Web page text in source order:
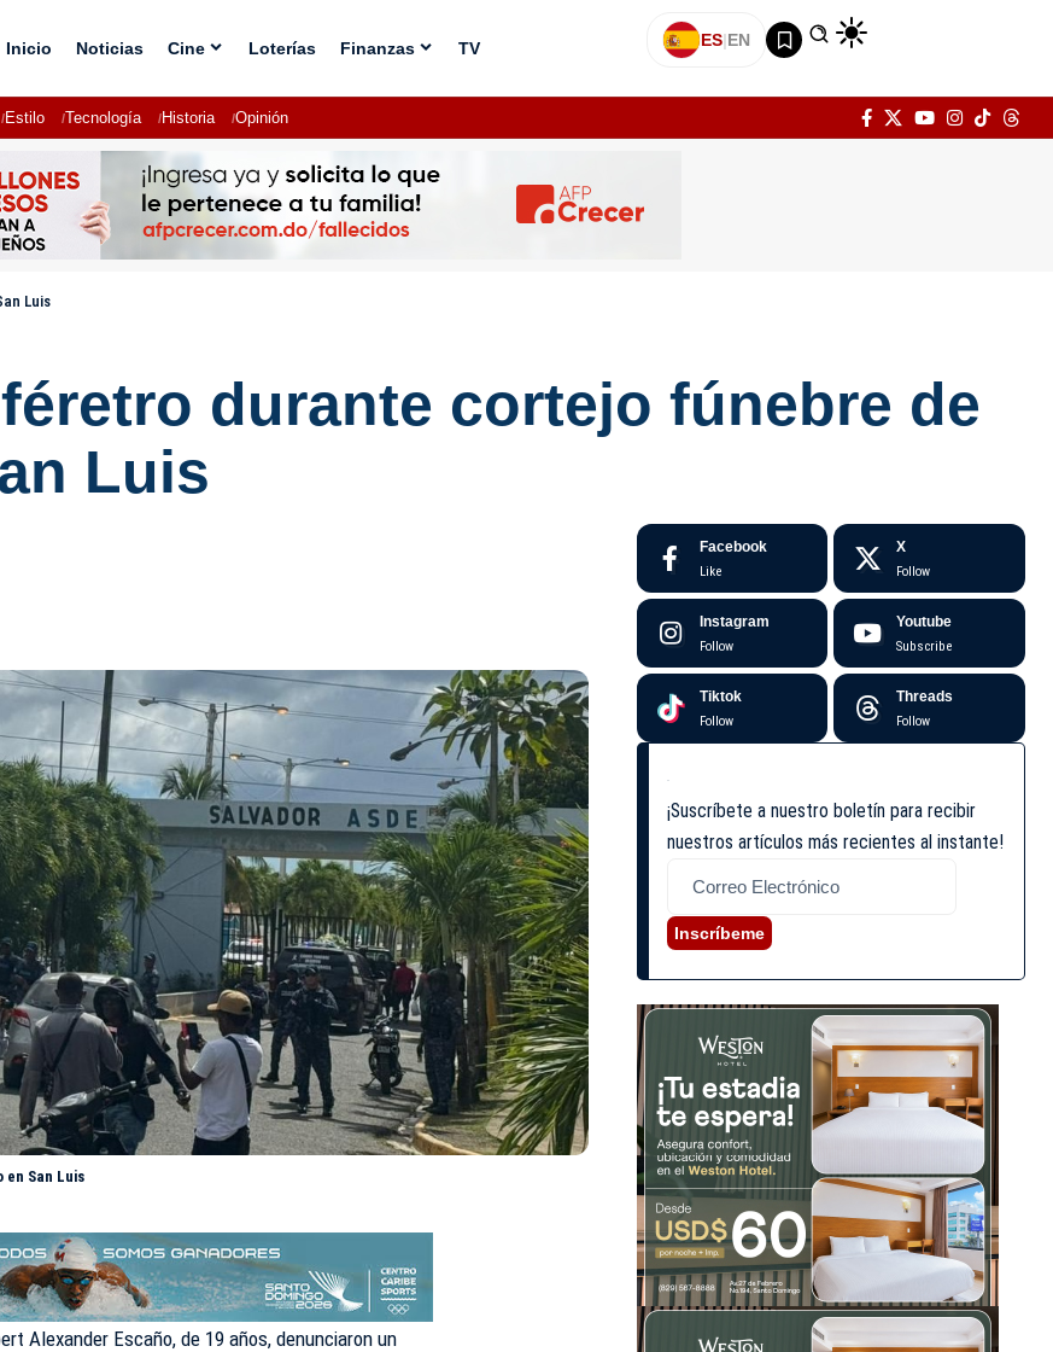
Inicio Noticias Cine Loterías Finanzas TV ES|EN
Estilo Tecnología Historia Opinión
Luis
durante cortejo fúnebre de
Luis
San Luis
Alexander Escaño, de 19 años, denunciaron un
Facebook
Like
X
Follow
Instagram
Follow
Youtube
Subscribe
Tiktok
Follow
Threads
Follow
¡Suscríbete a nuestro boletín para recibir
nuestros artículos más recientes al instante!
Inscríbeme